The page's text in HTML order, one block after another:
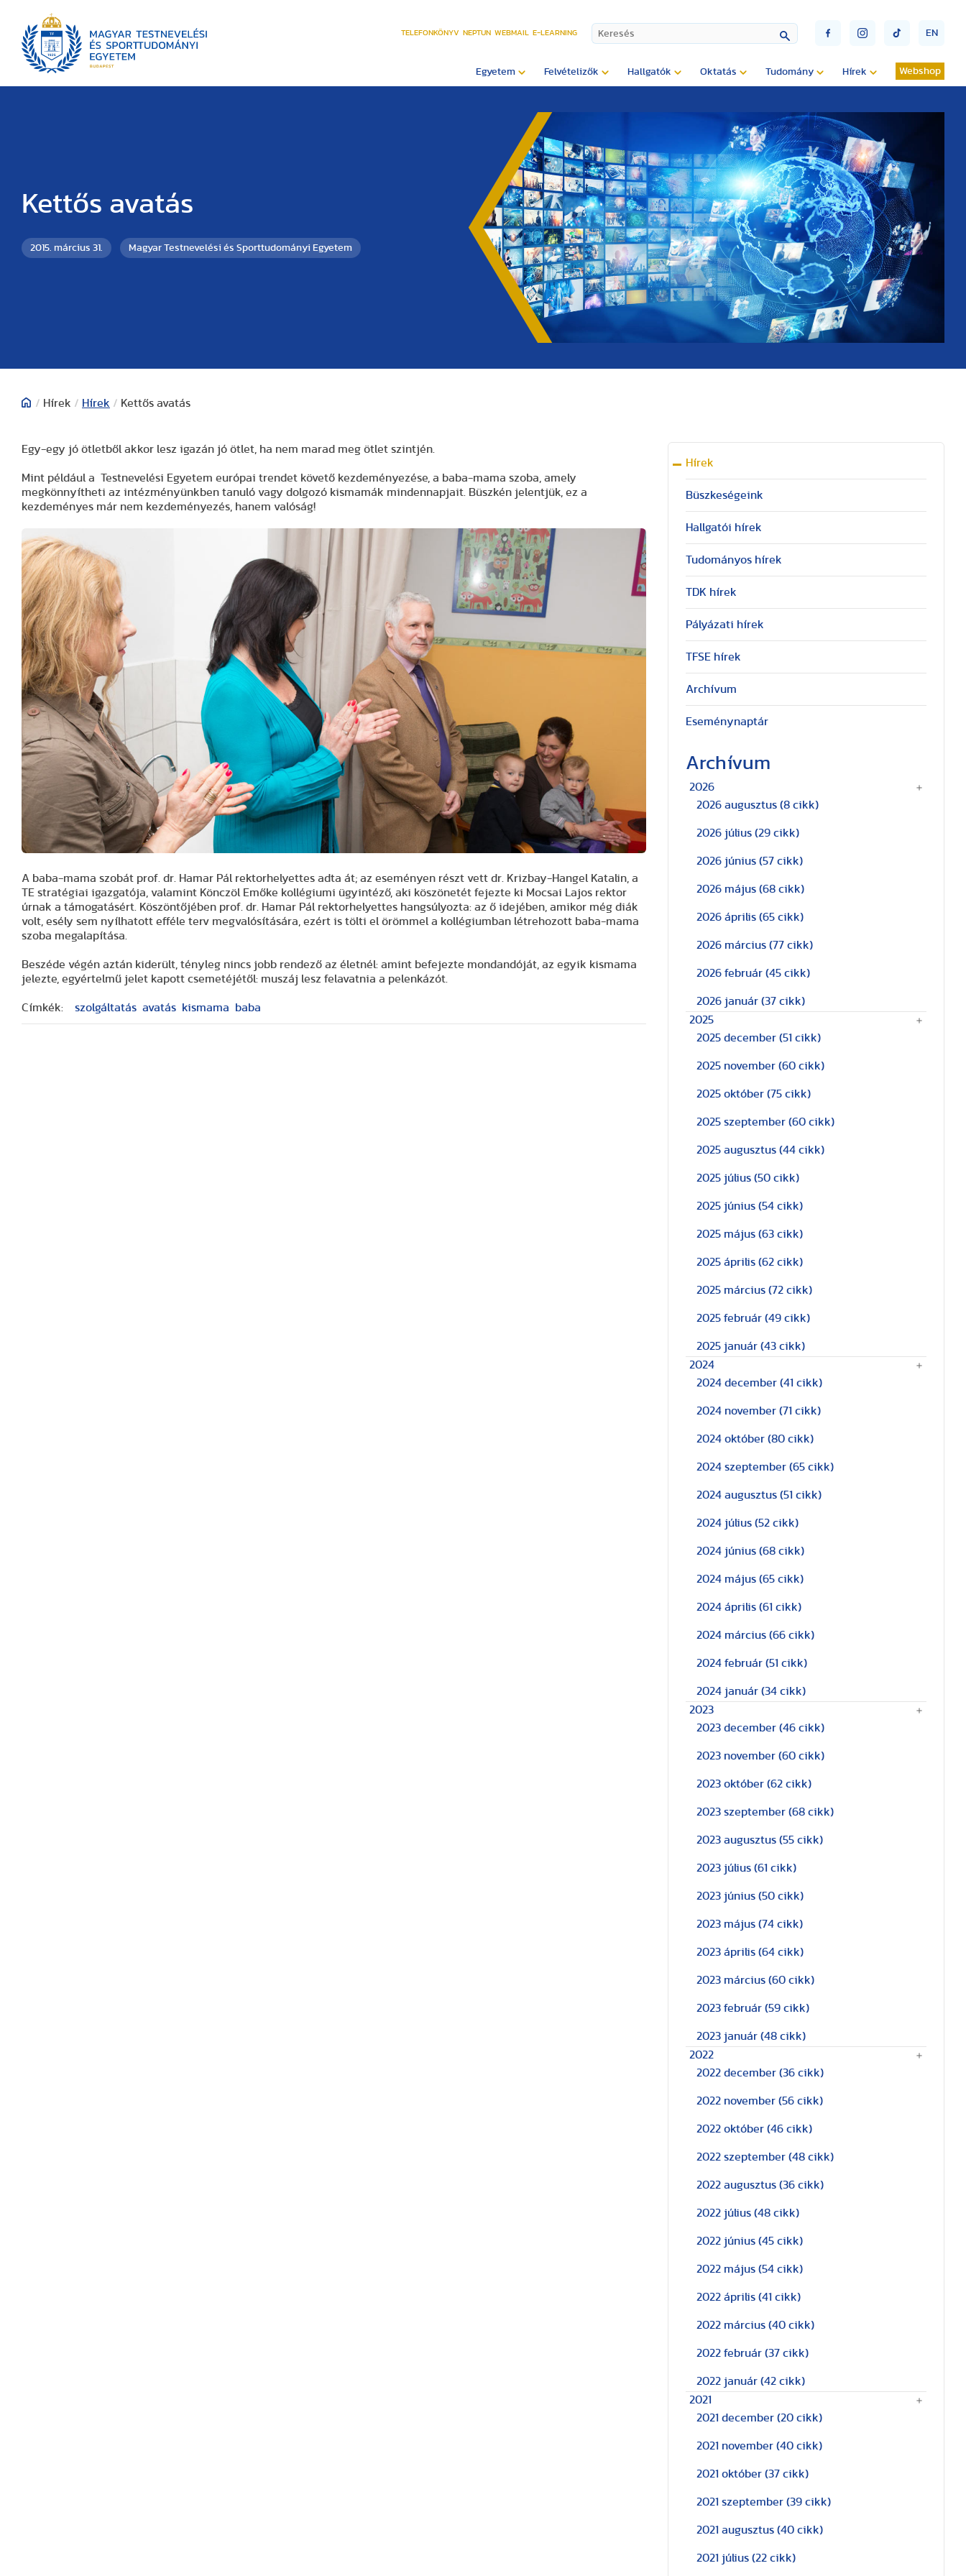
TELEFONKÖNYV NEPTUN WEBMAIL E-LEARNING EN
Egyetem Felvételizők Hallgatók Oktatás Tudomány Hírek Webshop
Kettős avatás
2015. március 31. Magyar Testnevelési és Sporttudományi Egyetem
/ Hírek / Hírek / Kettős avatás
Egy-egy jó ötletből akkor lesz igazán jó ötlet, ha nem marad meg ötlet szintjén.
Mint például a Testnevelési Egyetem európai trendet követő kezdeményezése, a baba-mama szoba, amely
megkönnyítheti az intézményünkben tanuló vagy dolgozó kismamák mindennapjait. Büszkén jelentjük, ez a
kezdeményes már nem kezdeményezés, hanem valóság!
A baba-mama szobát prof. dr. Hamar Pál rektorhelyettes adta át; az eseményen részt vett dr. Krizbay-Hangel Katalin, a
TE stratégiai igazgatója, valamint Könczöl Emőke kollégiumi ügyintéző, aki köszönetét fejezte ki Mocsai Lajos rektor
úrnak a támogatásért. Köszöntőjében prof. dr. Hamar Pál rektorhelyettes hangsúlyozta: az ő idejében, amikor még diák
volt, esély sem nyílhatott efféle terv megvalósítására, ezért is tölti el örömmel a kollégiumban létrehozott baba-mama
szoba megalapítása.
Beszéde végén aztán kiderült, tényleg nincs jobb rendező az életnél: amint befejezte mondandóját, az egyik kismama
jelezte, egyértelmű jelet kapott csemetéjétől: muszáj lesz felavatnia a pelenkázót.
Címkék: szolgáltatás avatás kismama baba
Hírek
Büszkeségeink
Hallgatói hírek
Tudományos hírek
TDK hírek
Pályázati hírek
TFSE hírek
Archívum
Eseménynaptár
Archívum
2026
2026 augusztus (8 cikk)
2026 július (29 cikk)
2026 június (57 cikk)
2026 május (68 cikk)
2026 április (65 cikk)
2026 március (77 cikk)
2026 február (45 cikk)
2026 január (37 cikk)
2025
2025 december (51 cikk)
2025 november (60 cikk)
2025 október (75 cikk)
2025 szeptember (60 cikk)
2025 augusztus (44 cikk)
2025 július (50 cikk)
2025 június (54 cikk)
2025 május (63 cikk)
2025 április (62 cikk)
2025 március (72 cikk)
2025 február (49 cikk)
2025 január (43 cikk)
2024
2024 december (41 cikk)
2024 november (71 cikk)
2024 október (80 cikk)
2024 szeptember (65 cikk)
2024 augusztus (51 cikk)
2024 július (52 cikk)
2024 június (68 cikk)
2024 május (65 cikk)
2024 április (61 cikk)
2024 március (66 cikk)
2024 február (51 cikk)
2024 január (34 cikk)
2023
2023 december (46 cikk)
2023 november (60 cikk)
2023 október (62 cikk)
2023 szeptember (68 cikk)
2023 augusztus (55 cikk)
2023 július (61 cikk)
2023 június (50 cikk)
2023 május (74 cikk)
2023 április (64 cikk)
2023 március (60 cikk)
2023 február (59 cikk)
2023 január (48 cikk)
2022
2022 december (36 cikk)
2022 november (56 cikk)
2022 október (46 cikk)
2022 szeptember (48 cikk)
2022 augusztus (36 cikk)
2022 július (48 cikk)
2022 június (45 cikk)
2022 május (54 cikk)
2022 április (41 cikk)
2022 március (40 cikk)
2022 február (37 cikk)
2022 január (42 cikk)
2021
2021 december (20 cikk)
2021 november (40 cikk)
2021 október (37 cikk)
2021 szeptember (39 cikk)
2021 augusztus (40 cikk)
2021 július (22 cikk)